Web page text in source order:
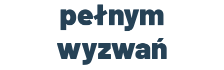
pełnym
wyzwań